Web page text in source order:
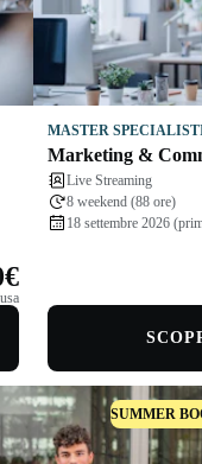
MASTER
Marketing &
Live Streaming
8 weekend (88 ore)
18 settembre 2026
SUMMER